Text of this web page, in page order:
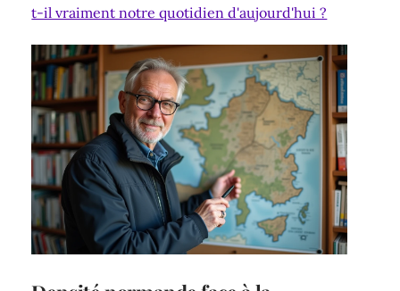
t-il vraiment notre quotidien d'aujourd'hui ?